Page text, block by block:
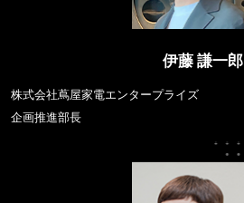
伊藤 謙一郎
株式会社蔦屋家電エンタープライズ
企画推進部長